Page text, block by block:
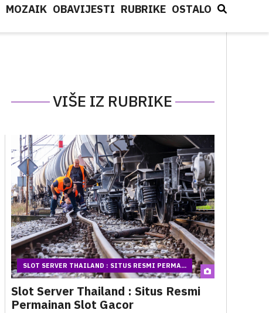
MOZAIK OBAVIJESTI RUBRIKE OSTALO
VIŠE IZ RUBRIKE
SLOT SERVER THAILAND : SITUS RESMI PERMA...
Slot Server Thailand : Situs Resmi
Permainan Slot Gacor